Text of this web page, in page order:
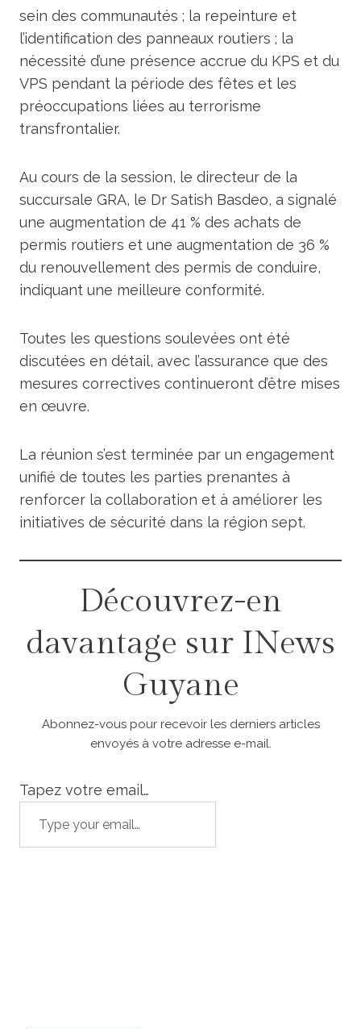
sein des communautés ; la repeinture et
l’identification des panneaux routiers ; la
nécessité d’une présence accrue du KPS et du
VPS pendant la période des fêtes et les
préoccupations liées au terrorisme
transfrontalier.
Au cours de la session, le directeur de la
succursale GRA, le Dr Satish Basdeo, a signalé
une augmentation de 41 % des achats de
permis routiers et une augmentation de 36 %
du renouvellement des permis de conduire,
indiquant une meilleure conformité.
Toutes les questions soulevées ont été
discutées en détail, avec l’assurance que des
mesures correctives continueront d’être mises
en œuvre.
La réunion s’est terminée par un engagement
unifié de toutes les parties prenantes à
renforcer la collaboration et à améliorer les
initiatives de sécurité dans la région sept.
Découvrez-en
davantage sur INews
Guyane
Abonnez-vous pour recevoir les derniers articles
envoyés à votre adresse e-mail.
Tapez votre email…